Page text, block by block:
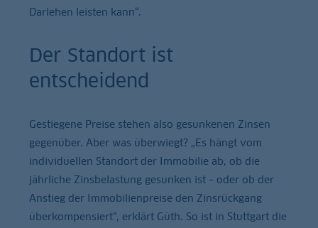
Darlehen leisten kann“.
Der Standort ist
entscheidend
Gestiegene Preise stehen also gesunkenen Zinsen
gegenüber. Aber was überwiegt? „Es hängt vom
individuellen Standort der Immobilie ab, ob die
jährliche Zinsbelastung gesunken ist – oder ob der
Anstieg der Immobilienpreise den Zinsrückgang
überkompensiert“, erklärt Güth. So ist in Stuttgart die